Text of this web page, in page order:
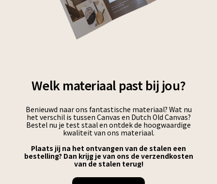
Welk materiaal past bij jou?
Benieuwd naar ons fantastische materiaal? Wat nu
het verschil is tussen Canvas en Dutch Old Canvas?
Bestel nu je test staal en ontdek de hoogwaardige
kwaliteit van ons materiaal.
Plaats jij na het ontvangen van de stalen een
bestelling? Dan krijg je van ons de verzendkosten
van de stalen terug!